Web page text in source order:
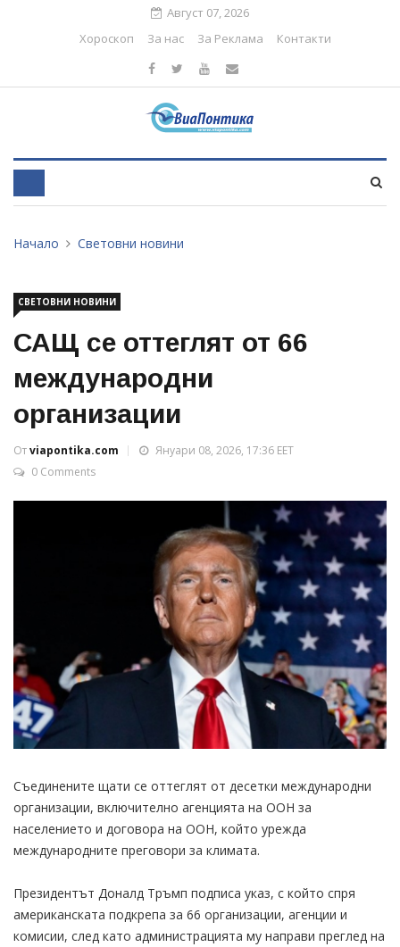
Август 07, 2026
Хороскоп
За нас За Реклама Контакти
Начало Световни новини
СВЕТОВНИ НОВИНИ
САЩ се оттеглят от 66
международни
организации
Отviapontika.com
Януари 08, 2026, 17:36 EET
0 Comments
Съединените щати се оттеглят от десетки международни
организации, включително агенцията на ООН за
населението и договора на ООН, който урежда
международните преговори за климата.
Президентът Доналд Тръмп подписа указ, с който спря
американската подкрепа за 66 организации, агенции и
комисии, след като администрацията му направи преглед на